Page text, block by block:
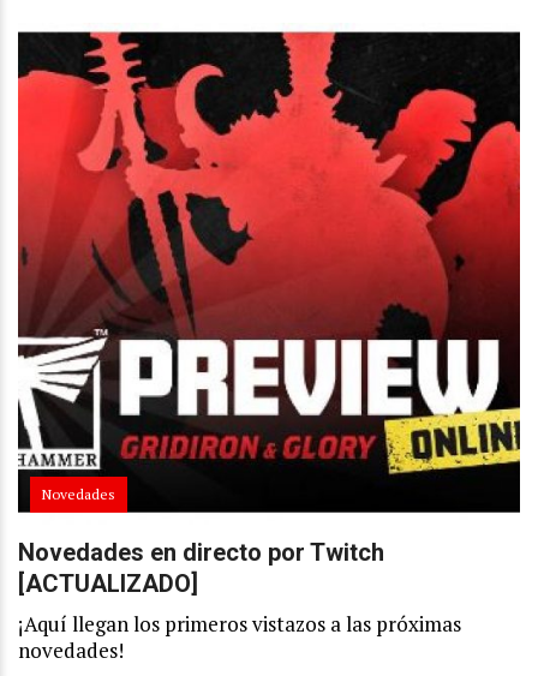
Novedades
Novedades en directo por Twitch
[ACTUALIZADO]
¡Aquí llegan los primeros vistazos a las próximas
novedades!